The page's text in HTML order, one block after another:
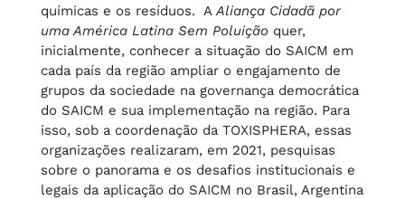
químicas e os resíduos. AAliança Cidadã por
uma América Latina Sem Poluição quer,
inicialmente, conhecer a situação do SAICM em
cada país da região ampliar o engajamento de
grupos da sociedade na governança democrática
do SAICM e sua implementação na região. Para
isso, sob a coordenação da TOXISPHERA, essas
organizações realizaram, em 2021, pesquisas
sobre o panorama e os desafios institucionais e
legais da aplicação do SAICM no Brasil, Argentina